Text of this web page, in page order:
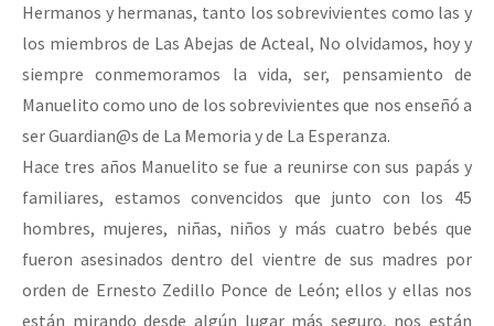
Hermanos y hermanas, tanto los sobrevivientes como las y
los miembros de Las Abejas de Acteal, No olvidamos, hoy y
siempre conmemoramos la vida, ser, pensamiento de
Manuelito como uno de los sobrevivientes que nos enseñó a
ser Guardian@s de La Memoria y de La Esperanza.
Hace tres años Manuelito se fue a reunirse con sus papás y
familiares, estamos convencidos que junto con los 45
hombres, mujeres, niñas, niños y más cuatro bebés que
fueron asesinados dentro del vientre de sus madres por
orden de Ernesto Zedillo Ponce de León; ellos y ellas nos
están mirando desde algún lugar más seguro, nos están